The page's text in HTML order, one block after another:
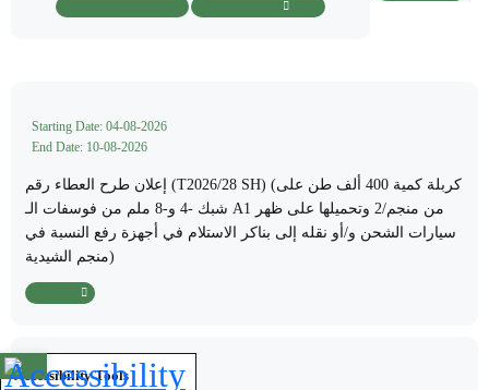
Open toolbar
Accessibility Tools
Starting Date: 04-08-2026
End Date: 10-08-2026
إعلان طرح العطاء رقم (T2026/28 SH) (كربلة كمية 400 ألف طن على
شبك -4 و-8 ملم من فوسفات الـ A1 من منجم/2 وتحميلها على ظهر
سيارات الشحن و/أو نقله إلى بناكر الاستلام في أجهزة رفع النسبة في
منجم الشيدية)
Read More
Starting Date: 02-08-2026